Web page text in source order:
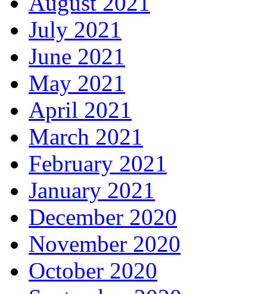
July 2021
June 2021
May 2021
April 2021
March 2021
February 2021
January 2021
December 2020
November 2020
October 2020